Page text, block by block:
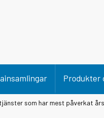
Produkter
som har mest påverkat